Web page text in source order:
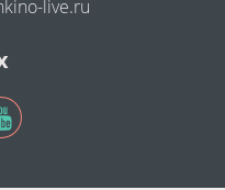
live.ru